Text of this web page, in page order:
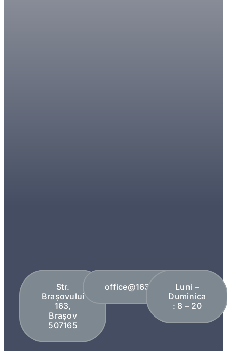
Str.
Brașovului
163,
Brașov
507165
office@163plopi.roLuni –
Duminica
: 8 – 20